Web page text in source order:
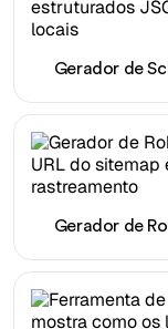
Gerador de
Gerador de